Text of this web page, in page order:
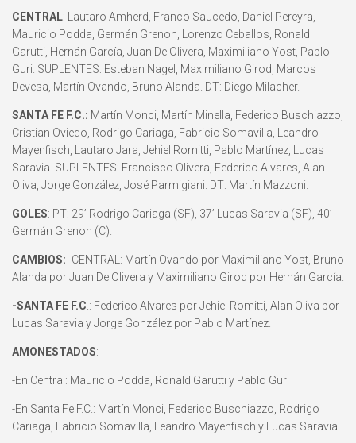
CENTRAL: Lautaro Amherd, Franco Saucedo, Daniel Pereyra,
Mauricio Podda, Germán Grenon, Lorenzo Ceballos, Ronald
Garutti, Hernán García, Juan De Olivera, Maximiliano Yost, Pablo
Guri. SUPLENTES: Esteban Nagel, Maximiliano Girod, Marcos
Devesa, Martín Ovando, Bruno Alanda. DT: Diego Milacher.
SANTA FE F.C.: Martín Monci, Martín Minella, Federico Buschiazzo,
Cristian Oviedo, Rodrigo Cariaga, Fabricio Somavilla, Leandro
Mayenfisch, Lautaro Jara, Jehiel Romitti, Pablo Martínez, Lucas
Saravia. SUPLENTES: Francisco Olivera, Federico Alvares, Alan
Oliva, Jorge González, José Parmigiani. DT: Martín Mazzoni.
GOLES: PT: 29’ Rodrigo Cariaga (SF), 37’ Lucas Saravia (SF), 40’
Germán Grenon (C).
CAMBIOS: -CENTRAL: Martín Ovando por Maximiliano Yost, Bruno
Alanda por Juan De Olivera y Maximiliano Girod por Hernán García.
-SANTA FE F.C .: Federico Alvares por Jehiel Romitti, Alan Oliva por
Lucas Saravia y Jorge González por Pablo Martínez.
AMONESTADOS:
-En Central: Mauricio Podda, Ronald Garutti y Pablo Guri
-En Santa Fe F.C.: Martín Monci, Federico Buschiazzo, Rodrigo
Cariaga, Fabricio Somavilla, Leandro Mayenfisch y Lucas Saravia.